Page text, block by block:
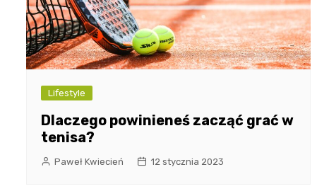
Lifestyle
Dlaczego powinieneś zacząć grać w
tenisa?
Paweł Kwiecień 12 stycznia 2023